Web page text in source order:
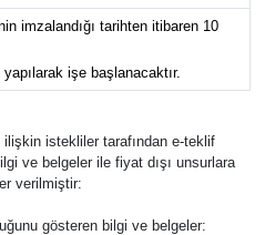
imzalandığı tarihten itibaren 10
işe başlanacaktır.
istekliler tarafından e-teklif
ve belgeler ile fiyat dışı unsurlara
verilmiştir:
gösteren bilgi ve belgeler: